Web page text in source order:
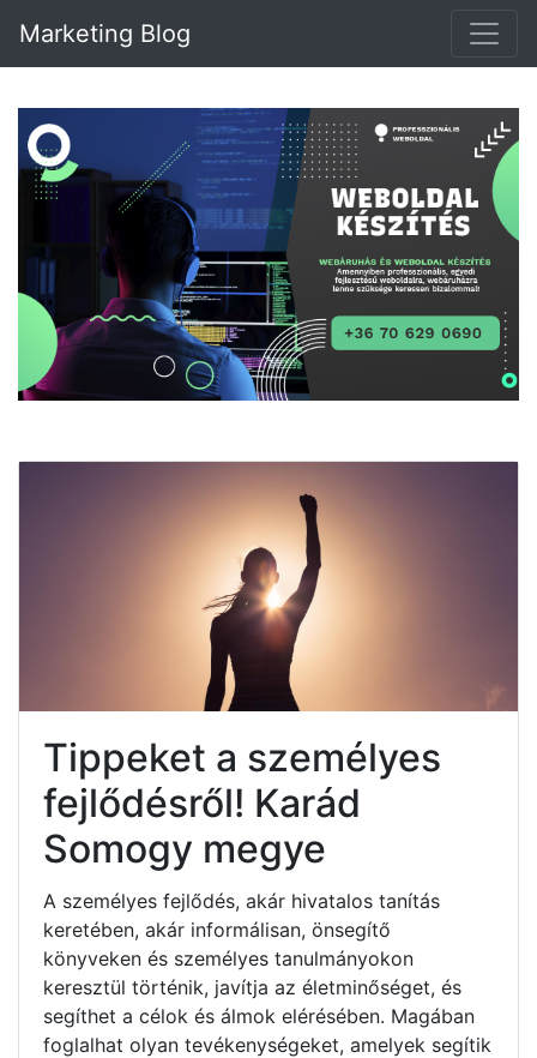
Marketing Blog
Tippeket a személyes
fejlődésről! Karád
Somogy megye
A személyes fejlődés, akár hivatalos tanítás
keretében, akár informálisan, önsegítő
könyveken és személyes tanulmányokon
keresztül történik, javítja az életminőséget, és
segíthet a célok és álmok elérésében. Magában
foglalhat olyan tevékenységeket, amelyek segítik